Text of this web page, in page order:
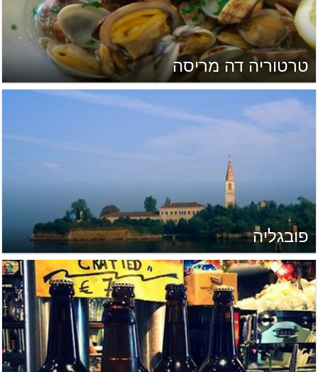
טרטוריה דה מריסה
פובגליה